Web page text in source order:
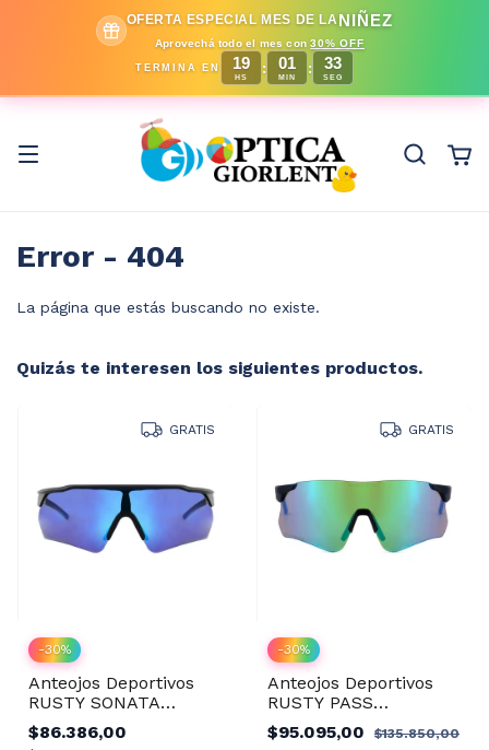
OFERTA ESPECIAL MES DE LANIÑEZ
Aprovechá todo el mes con30% OFF
TERMINA EN 19
HS
: 01
MIN
: 33
SEG
Error - 404
La página que estás buscando no existe.
Quizás te interesen los siguientes productos.
GRATIS
-30%
Anteojos Deportivos
RUSTY SONATA
MBLK/REVO BLUE
$86.386,00
GRATIS
-30%
Anteojos Deportivos
RUSTY PASS
MBLUE/REVO GREEN
$95.095,00 $135.850,00